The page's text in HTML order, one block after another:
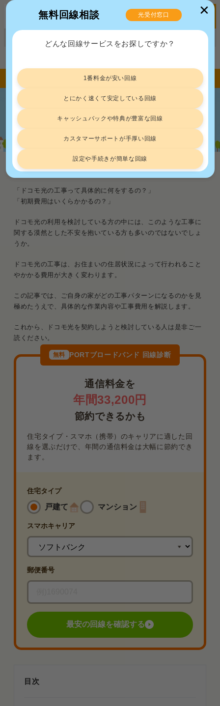
ドコモ光の工事｜工事内容・費用・流れ
を徹底解説
光回線
「ドコモ光の工事って具体的に何をするの？」
「初期費用はいくらかかるの？」
ドコモ光の利用を検討している方の中には、このような工事に
関する漠然とした不安を抱いている方も多いのではないでしょ
うか。
ドコモ光の工事は、お住まいの住居状況によって行われること
やかかる費用が大きく変わります。
この記事では、ご自身の家がどの工事パターンになるのかを見
極めたうえで、具体的な作業内容や工事費用を解説します。
これから、ドコモ光を契約しようと検討している人は是非ご一
読ください。
無料 PORTブロードバンド 回線診断
通信料金を
年間33,200円
節約できるかも
住宅タイプ・スマホ（携帯）のキャリアに適した回
線を選ぶだけで、年間の通信料金は大幅に節約でき
ます。
住宅タイプ
戸建て マンション
スマホキャリア
郵便番号
最安の回線を確認する
目次
✕
無料回線相談 光受付窓口
どんな回線サービスをお探しですか？
1番料金が安い回線
とにかく速くて安定している回線
キャッシュバックや特典が豊富な回線
カスタマーサポートが手厚い回線
設定や手続きが簡単な回線